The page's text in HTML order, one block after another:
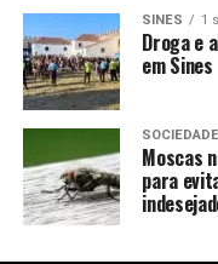
SINES 1
Droga e
em Sines
SOCIEDADE
Moscas
para